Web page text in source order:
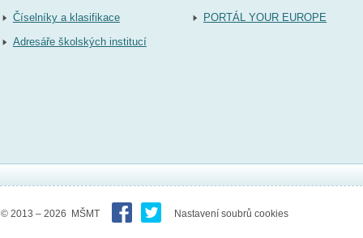
Číselníky a klasifikace
Adresáře školských institucí
PORTÁL YOUR EUROPE
© 2013 – 2026 MŠMT Nastavení soubrů cookies